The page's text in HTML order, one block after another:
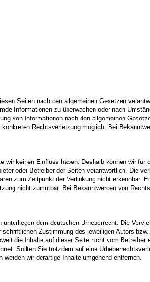
Seiten nach den allgemeinen Gesetzen
Informationen zu überwachen oder nach
von Informationen nach den allgemeinen
Rechtsverletzung möglich. Bei
wir keinen Einfluss haben. Deshalb können wir für
oder Betreiber der Seiten verantwortlich. Die
zum Zeitpunkt der Verlinkung nicht erkennbar.
nicht zumutbar. Bei Bekanntwerden von
dem deutschen Urheberrecht. Die
Zustimmung des jeweiligen Autors
die Inhalte auf dieser Seite nicht vom Betreiber
Sollten Sie trotzdem auf eine
wir derartige Inhalte umgehend entfernen.